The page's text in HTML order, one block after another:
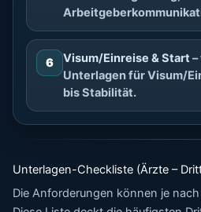
6 Visum/Einreise & Start
Unterlagen für Visum/
bis Stabilität.
Unterlagen-Checkliste (Ärzte –
Die Anforderungen können je